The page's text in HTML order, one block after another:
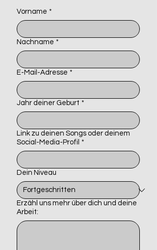
Vorname *
Nachname *
E-Mail-Adresse *
Jahr deiner Geburt *
Link zu deinen Songs oder deinem
Social-Media-Profil *
Dein Niveau
Erzähl uns mehr über dich und deine
Arbeit: